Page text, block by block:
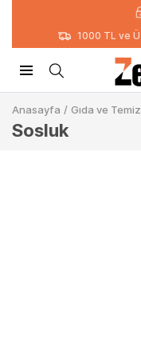
1000 TL ve
Anasayfa / Gıda ve
Sosluk